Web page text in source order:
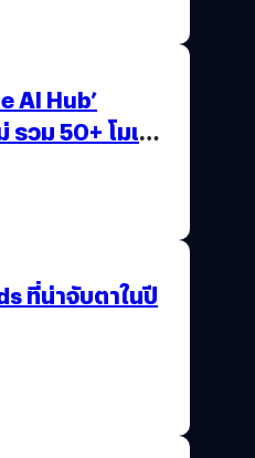
AI Hub’
วม 50+ โมเดล
ที่น่าจับตาในปี